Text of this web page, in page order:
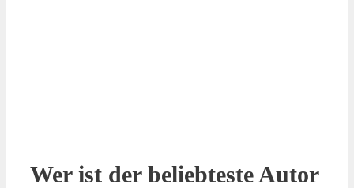
Wer ist der beliebteste Autor